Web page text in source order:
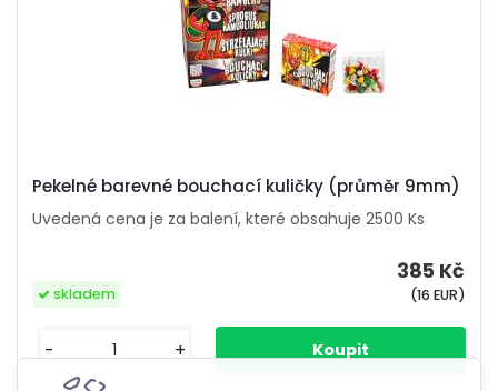
Pekelné barevné bouchací kuličky (průměr 9mm)
Uvedená cena je za balení, které obsahuje 2500 Ks
385 Kč
(16 EUR)
skladem
- +